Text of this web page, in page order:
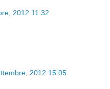
2012 11:32
2012 15:05